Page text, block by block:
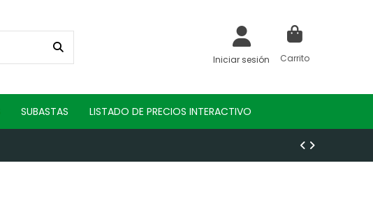
Iniciar sesión Carrito
SUBASTAS LISTADO DE PRECIOS INTERACTIVO